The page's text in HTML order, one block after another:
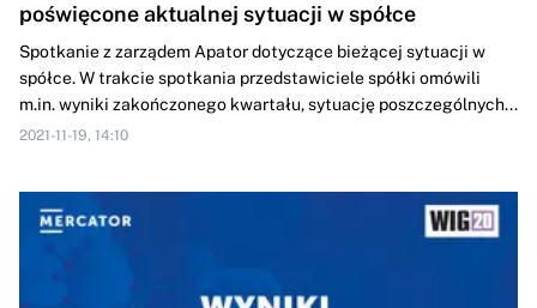
poświęcone aktualnej sytuacji w spółce
Spotkanie z zarządem Apator dotyczące bieżącej sytuacji w
spółce. W trakcie spotkania przedstawiciele spółki omówili
m.in. wyniki zakończonego kwartału, sytuację poszczególnych...
2021-11-19, 14:10